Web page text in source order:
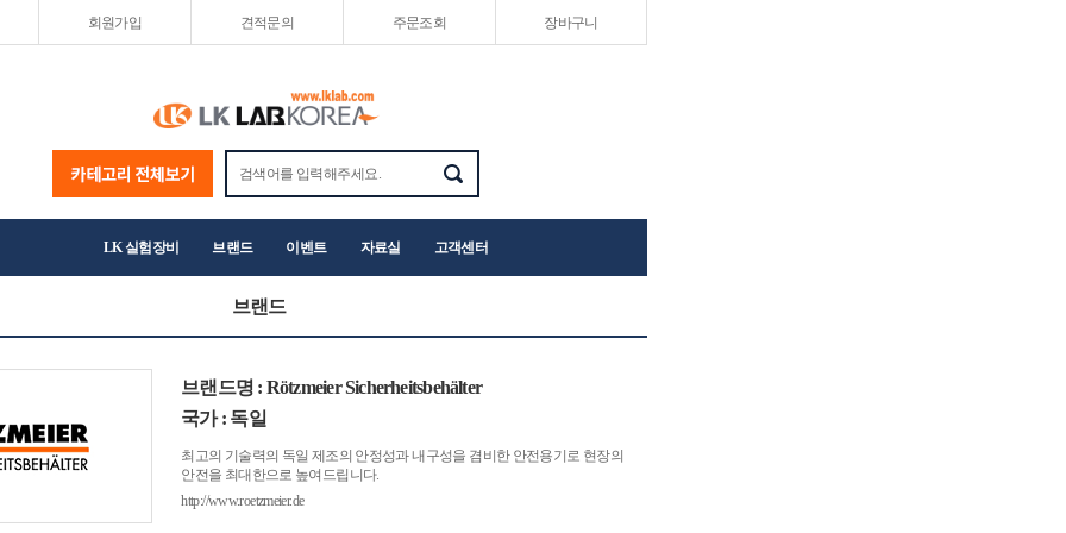
회원가입 견적문의 주문조회 장바구니
LK 실험장비 브랜드 이벤트 자료실 고객센터
브랜드
브랜드명 : Rötzmeier Sicherheitsbehälter
국가 : 독일
최고의 기술력의 독일 제조의 안정성과 내구성을 겸비한 안전용기로 현장의
안전을 최대한으로 높여드립니다.
http://www.roetzmeier.de